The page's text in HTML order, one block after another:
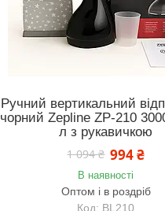
Ручний вертикальний
чорний Zepline ZP-210
л з рукавичкою
1 094 ₴ 994 ₴
В наявності
Оптом і в роздріб
BL210